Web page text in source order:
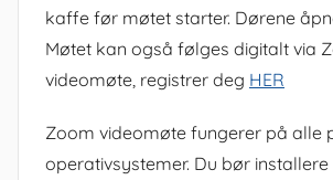
kaffe før møtet starter. Dørene
Møtet kan også følges digitalt via
videomøte, registrer deg HER
Zoom videomøte fungerer på alle
operativsystemer. Du bør installere